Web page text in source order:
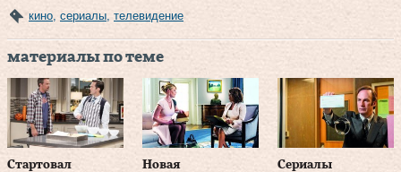
кино, сериалы, телевидение
материалы по теме
Стартовал
Новая
Сериалы